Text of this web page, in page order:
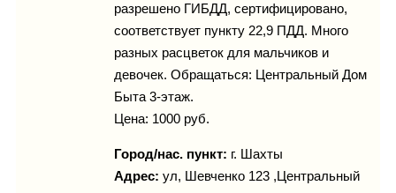
Карты
разрешено ГИБДД, сертифицировано,
соответствует пункту 22,9 ПДД. Много
разных расцветок для мальчиков и
девочек. Обращаться: Центральный Дом
Быта 3-этаж.
Цена: 1000 руб.
Город/нас. пункт: г. Шахты
Адрес: ул, Шевченко 123 ,Центральный